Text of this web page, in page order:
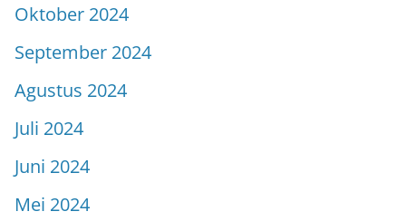
Oktober 2024
September 2024
Agustus 2024
Juli 2024
Juni 2024
Mei 2024